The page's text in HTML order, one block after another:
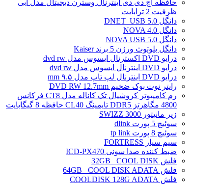
حافظه اچ دی دی اینترنال وسترن دیجیتال مدل آبی
ظرفیت 2 ترابایت
دانگل DNET_USB 5.0
دانگل NOVA 4.0
دانگل NOVA USB 5.0
دانگل بلوتوث ورژن 5 برند Kaiser
درایو DVD اکسترنال ایسوس مدل dvd rw
درایو DVD اینترنال ایسوس مدل dvd rw
درایو DVD اینترنال لپ تاپ مدل ۹.۵ mm
رایتر نوت بوک ضخیم DVD RW 12.7mm
رم کامپیوتر کروشیال تک کاناله مدل CT8 فرکانس
4800 مگاهرتز DDR5 تایمینگ CL40 حافظه 8 گیگابایت
زیر مانیتور SWIZZ 3000
سوئیچ 5 پورت dlink
سوئیچ 8 پورت tp link
سیم سیار FORTRESS
ضبط کننده صدا سونی ICD-PX470
فلش 32GB _COOL DISK
فلش 64GB _COOL DISK ADATA
فلش COOLDISK 128G ADATA